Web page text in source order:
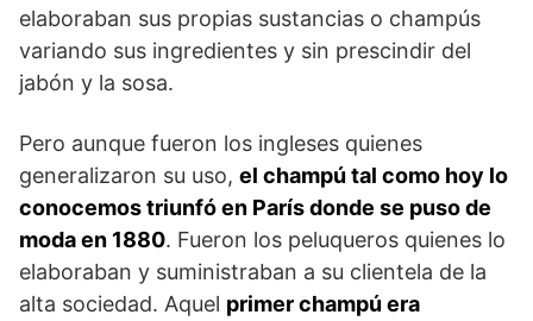
elaboraban sus propias sustancias o champús
variando sus ingredientes y sin prescindir del
jabón y la sosa.
Pero aunque fueron los ingleses quienes
generalizaron su uso, el champú tal como hoy lo
conocemos triunfó en París donde se puso de
moda en 1880. Fueron los peluqueros quienes lo
elaboraban y suministraban a su clientela de la
alta sociedad. Aquel primer champú era